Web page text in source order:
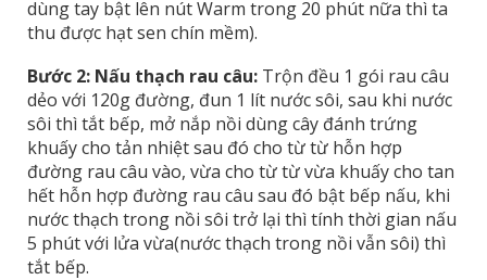
dùng tay bật lên nút Warm trong 20 phút nữa thì ta
thu được hạt sen chín mềm).
Bước 2: Nấu thạch rau câu: Trộn đều 1 gói rau câu
dẻo với 120g đường, đun 1 lít nước sôi, sau khi nước
sôi thì tắt bếp, mở nắp nồi dùng cây đánh trứng
khuấy cho tản nhiệt sau đó cho từ từ hỗn hợp
đường rau câu vào, vừa cho từ từ vừa khuấy cho tan
hết hỗn hợp đường rau câu sau đó bật bếp nấu, khi
nước thạch trong nồi sôi trở lại thì tính thời gian nấu
5 phút với lửa vừa(nước thạch trong nồi vẫn sôi) thì
tắt bếp.